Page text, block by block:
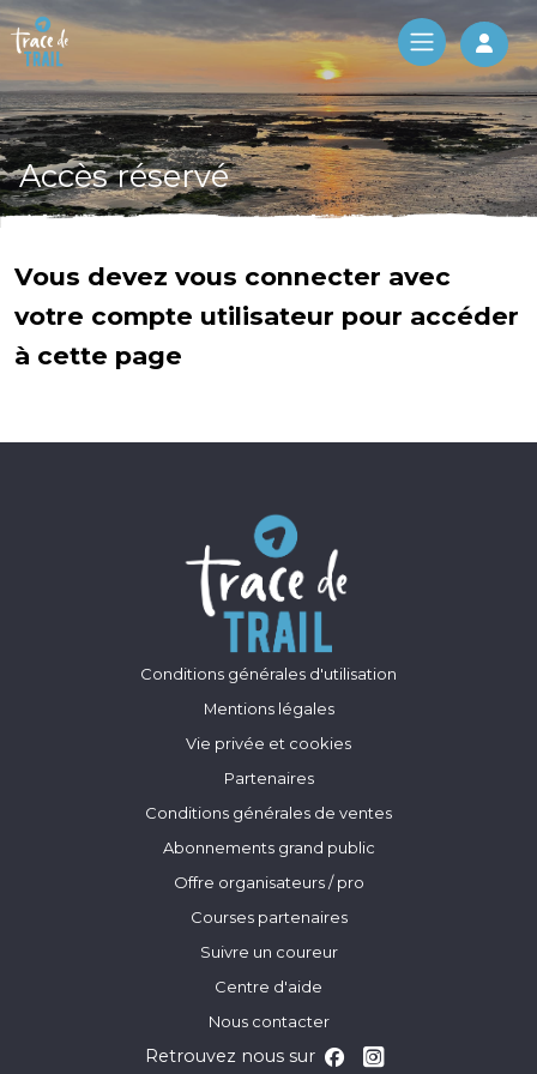
Log
Accès réservé
Vous devez vous connecter avec
votre compte utilisateur pour accéder
à cette page
Conditions générales d'utilisation
Mentions légales
Vie privée et cookies
Partenaires
Conditions générales de ventes
Abonnements grand public
Offre organisateurs / pro
Courses partenaires
Suivre un coureur
Centre d'aide
Nous contacter
Retrouvez nous sur